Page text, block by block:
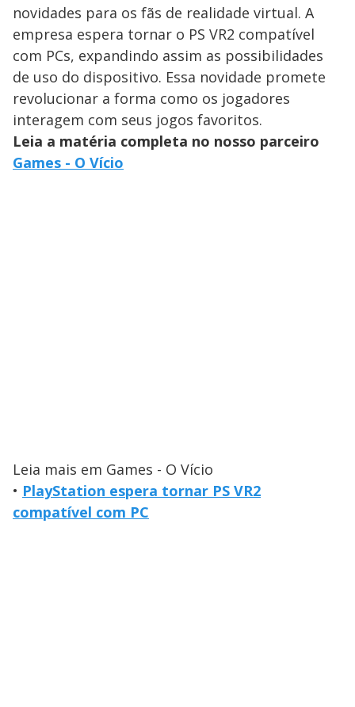
novidades para os fãs de realidade virtual. A
empresa espera tornar o PS VR2 compatível
com PCs, expandindo assim as possibilidades
de uso do dispositivo. Essa novidade promete
revolucionar a forma como os jogadores
interagem com seus jogos favoritos.
Leia a matéria completa no nosso parceiro
Games - O Vício
Leia mais em Games - O Vício
• PlayStation espera tornar PS VR2
compatível com PC